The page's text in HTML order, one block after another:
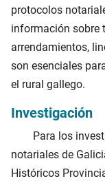
protocolos
información sobre
arrendamientos,
son esenciales
el rural gallego.
Investigación
Para los
notariales de
Históricos